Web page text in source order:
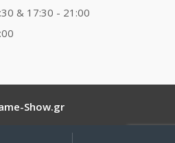
& 17:30 - 21:00
Show.gr